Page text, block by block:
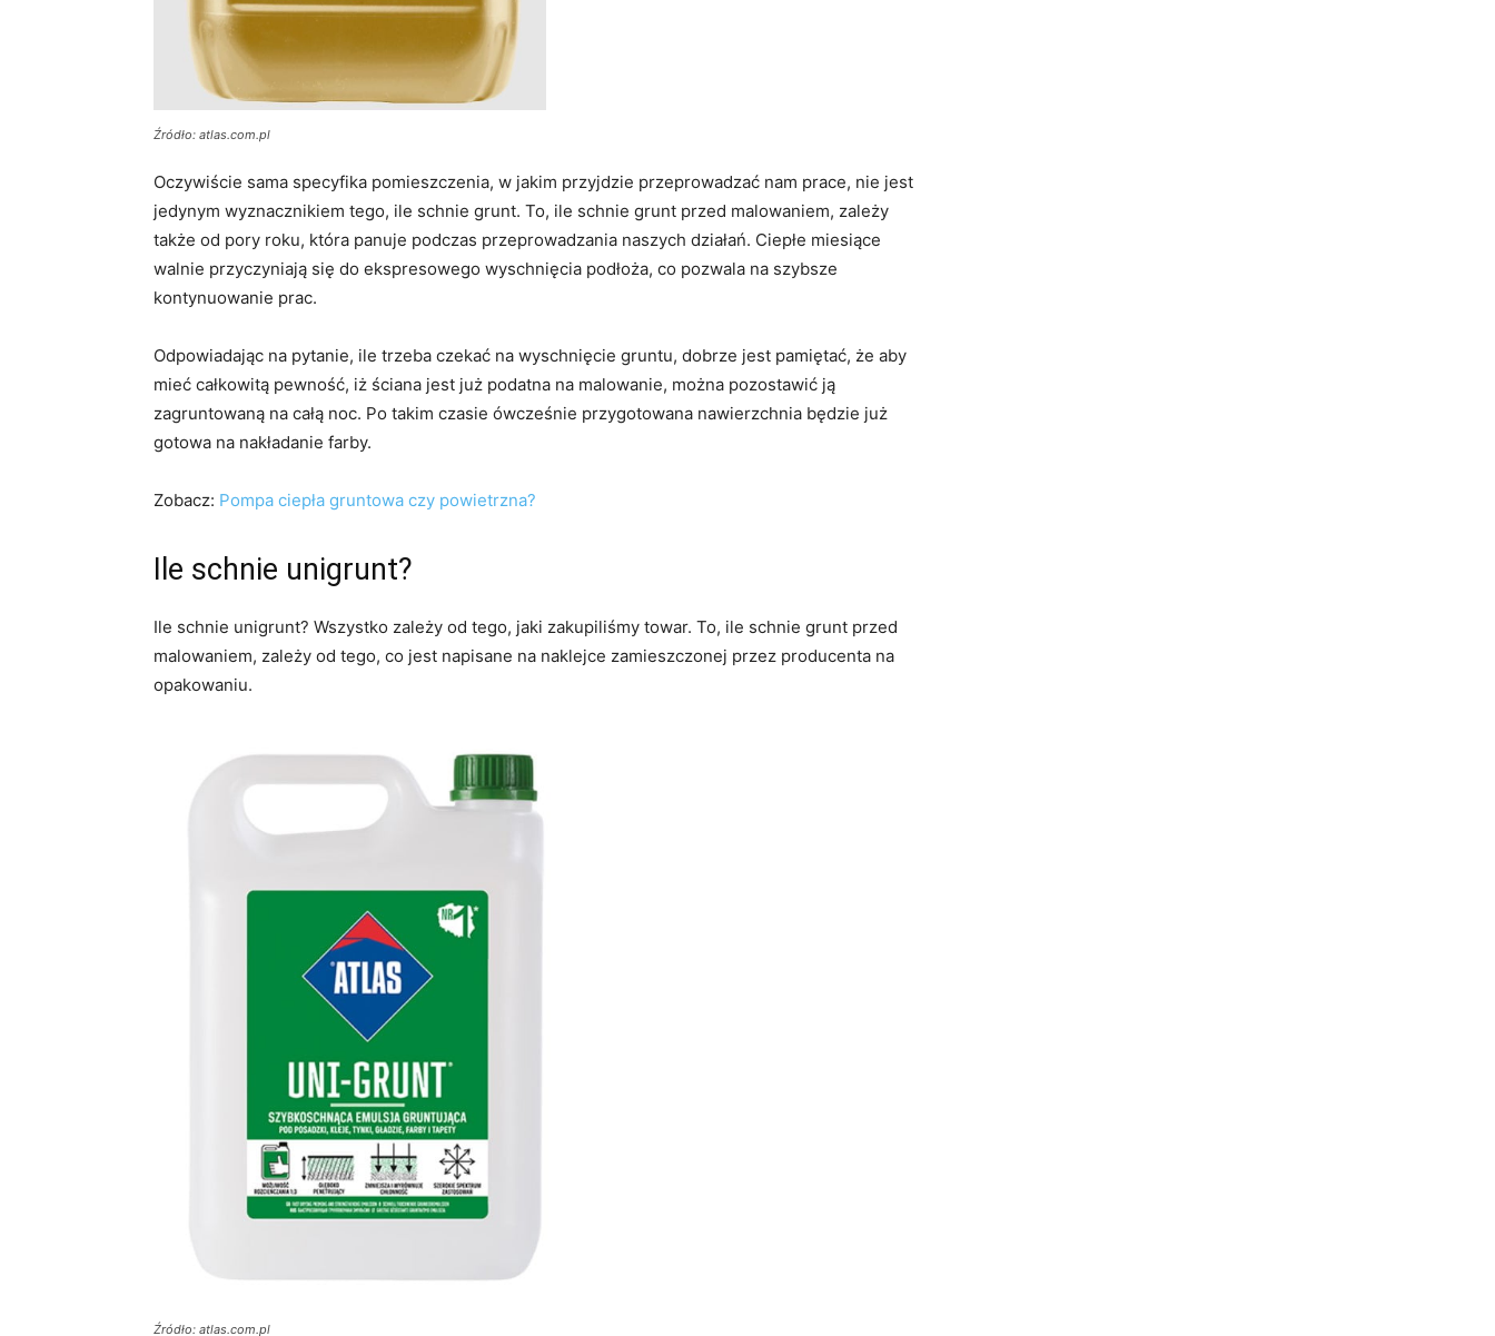
Źródło: atlas.com.pl
Oczywiście sama specyfika pomieszczenia, w jakim przyjdzie przeprowadzać nam prace, nie jest
jedynym wyznacznikiem tego, ile schnie grunt. To, ile schnie grunt przed malowaniem, zależy
także od pory roku, która panuje podczas przeprowadzania naszych działań. Ciepłe miesiące
walnie przyczyniają się do ekspresowego wyschnięcia podłoża, co pozwala na szybsze
kontynuowanie prac.
Odpowiadając na pytanie, ile trzeba czekać na wyschnięcie gruntu, dobrze jest pamiętać, że aby
mieć całkowitą pewność, iż ściana jest już podatna na malowanie, można pozostawić ją
zagruntowaną na całą noc. Po takim czasie ówcześnie przygotowana nawierzchnia będzie już
gotowa na nakładanie farby.
Zobacz: Pompa ciepła gruntowa czy powietrzna?
Ile schnie unigrunt?
Ile schnie unigrunt? Wszystko zależy od tego, jaki zakupiliśmy towar. To, ile schnie grunt przed
malowaniem, zależy od tego, co jest napisane na naklejce zamieszczonej przez producenta na
opakowaniu.
Źródło: atlas.com.pl